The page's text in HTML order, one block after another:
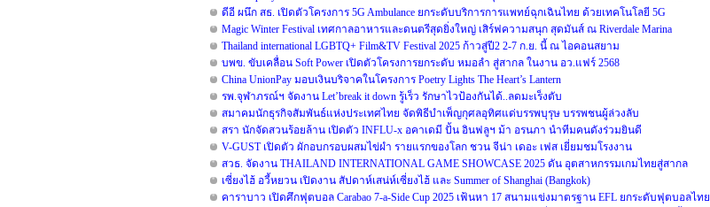
ดีอี ผนึก สธ. เปิดตัวโครงการ 5G Ambulance ยกระดับบริการการแพทย์ฉุกเฉินไทย ด้วยเทคโนโลยี 5G
Magic Winter Festival เทศกาลอาหารและดนตรีสุดยิ่งใหญ่ เสิร์ฟความสนุก สุดมันส์ ณ Riverdale Marina
Thailand international LGBTQ+ Film&TV Festival 2025 ก้าวสู่ปี2 2-7 ก.ย. นี้ ณ ไอคอนสยาม
บพข. ขับเคลื่อน Soft Power เปิดตัวโครงการยกระดับ หมอลำ สู่สากล ในงาน อว.แฟร์ 2568
China UnionPay มอบเงินบริจาคในโครงการ Poetry Lights The Heart’s Lantern
รพ.จุฬาภรณ์ฯ จัดงาน Let’break it down รู้เร็ว รักษาไวป้องกันได้..ลดมะเร็งตับ
สมาคมนักธุรกิจสัมพันธ์แห่งประเทศไทย จัดพิธีบำเพ็ญกุศลอุทิศแด่บรรพบุรุษ บรรพชนผู้ล่วงลับ
สรา นักจัดสวนร้อยล้าน เปิดตัว INFLU-x อคาเดมี ปั้น อินฟลูฯ ม้า อรนภา นำทีมคนดังร่วมยินดี
V-GUST เปิดตัว ผักอบกรอบผสมไข่ผำ รายแรกของโลก ชวน จีน่า เดอะ เฟส เยี่ยมชมโรงงาน
สวธ. จัดงาน THAILAND INTERNATIONAL GAME SHOWCASE 2025 ดัน อุตสาหกรรมเกมไทยสู่สากล
เซี่ยงไฮ้ อวี้หยวน เปิดงาน สัปดาห์เสน่ห์เซี่ยงไฮ้ และ Summer of Shanghai (Bangkok)
คาราบาว เปิดศึกฟุตบอล Carabao 7-a-Side Cup 2025 เฟ้นหา 17 สนามแข่งมาตรฐาน EFL ยกระดับฟุตบอลไทย